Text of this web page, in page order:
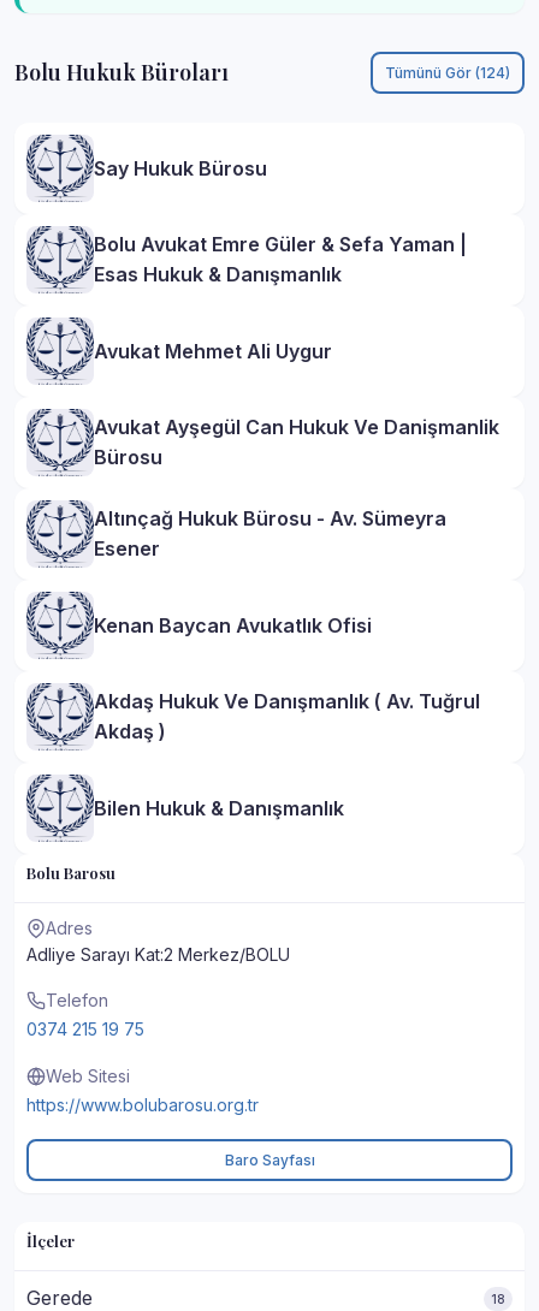
Bolu Barosu
Adres
Adliye Sarayı Kat:2 Merkez/BOLU
Telefon
0374 215 19 75
Web Sitesi
https://www.bolubarosu.org.tr
Baro Sayfası
İlçeler
Gerede 18
Bolu Hukuk Büroları Tümünü Gör (124)
Say Hukuk Bürosu
Bolu Avukat Emre Güler & Sefa Yaman |
Esas Hukuk & Danışmanlık
Avukat Mehmet Ali Uygur
Avukat Ayşegül Can Hukuk Ve Danişmanlik
Bürosu
Altınçağ Hukuk Bürosu - Av. Sümeyra
Esener
Kenan Baycan Avukatlık Ofisi
Akdaş Hukuk Ve Danışmanlık ( Av. Tuğrul
Akdaş )
Bilen Hukuk & Danışmanlık